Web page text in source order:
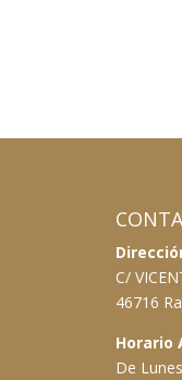
C/
46716
Horario
De